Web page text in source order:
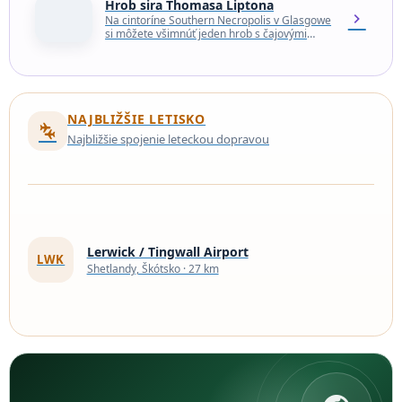
Hrob sira Thomasa Liptona
Na cintoríne Southern Necropolis v Glasgowe
si môžete všimnúť jeden hrob s čajovými
chevron_right
connecting_airports
NAJBLIŽŠIE LETISKO
Najbližšie spojenie leteckou dopravou
LWK Lerwick / Tingwall Airport
Shetlandy, Škótsko · 27 km